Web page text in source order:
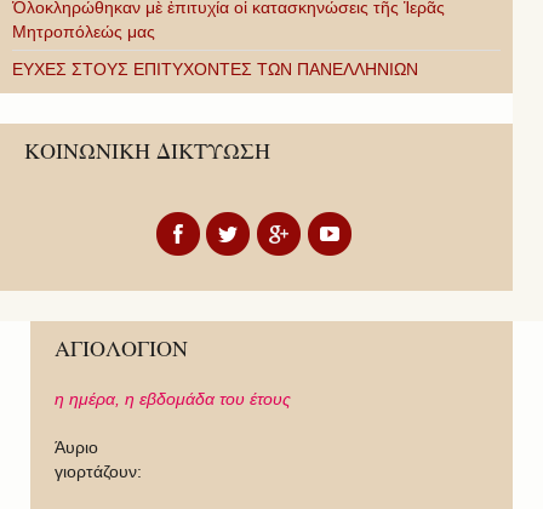
Ὁλοκληρώθηκαν μὲ ἐπιτυχία οἱ κατασκηνώσεις τῆς Ἱερᾶς
Μητροπόλεώς μας
ΕΥΧΕΣ ΣΤΟΥΣ ΕΠΙΤΥΧΟΝΤΕΣ ΤΩΝ ΠΑΝΕΛΛΗΝΙΩΝ
ΚΟΙΝΩΝΙΚΗ ΔΙΚΤΥΩΣΗ
ΑΓΙΟΛΟΓΙΟΝ
η ημέρα, η εβδομάδα του έτους
Άυριο
γιορτάζουν: